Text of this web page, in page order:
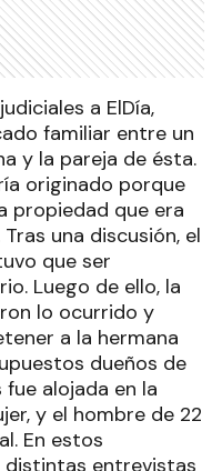
a ElDía,
familiar entre un
y la pareja de ésta.
originado porque
propiedad que era
una discusión, el
que ser
Luego de ello, la
lo ocurrido y
a la hermana
dueños de
fue alojada en la
y el hombre de 22
En estos
distintas entrevistas